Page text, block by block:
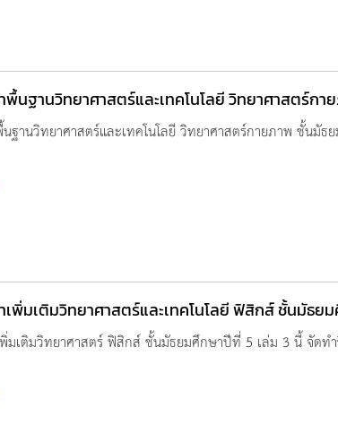
พื้นฐานวิทยาศาสตร์และเทคโนโลยี วิทยาศาสตร์ก
ฐานวิทยาศาสตร์และเทคโนโลยี วิทยาศาสตร์กายภาพ ชั้นมั
เพิ่มเติมวิทยาศาสตร์และเทคโนโลยี ฟิสิกส์ ชั้นมัธย
มเติมวิทยาศาสตร์ ฟิสิกส์ ชั้นมัธยมศึกษาปีที่ 5 เล่ม 3 นี้ จัดท